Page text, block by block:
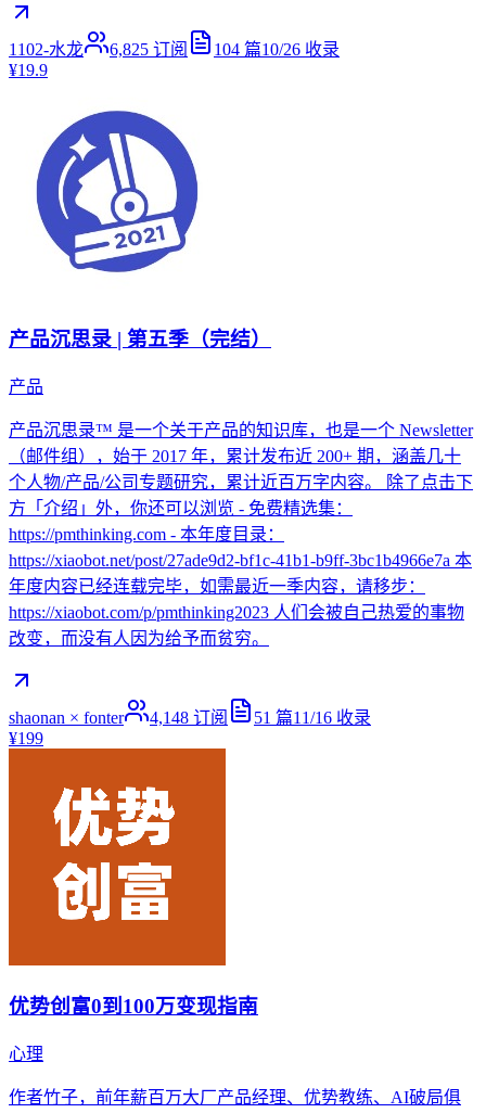
1102-水龙 6,825 订阅 104 篇10/26 收录
¥19.9
产品沉思录 | 第五季（完结）
产品
产品沉思录™ 是一个关于产品的知识库，也是一个 Newsletter
（邮件组），始于 2017 年，累计发布近 200+ 期，涵盖几十
个人物/产品/公司专题研究，累计近百万字内容。 除了点击下
方「介绍」外，你还可以浏览 - 免费精选集：
https://pmthinking.com - 本年度目录：
https://xiaobot.net/post/27ade9d2-bf1c-41b1-b9ff-3bc1b4966e7a 本
年度内容已经连载完毕，如需最近一季内容，请移步：
https://xiaobot.com/p/pmthinking2023 人们会被自己热爱的事物
改变，而没有人因为给予而贫穷。
shaonan × fonter 4,148 订阅 51 篇11/16 收录
¥199
优势创富0到100万变现指南
心理
作者竹子，前年薪百万大厂产品经理、优势教练、AI破局俱